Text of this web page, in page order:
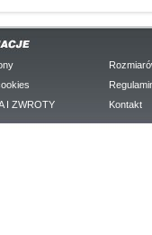
I ZWROTY
Kontakt